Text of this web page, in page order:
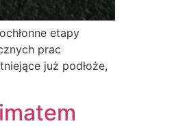
etapy
prac
już podłoże,